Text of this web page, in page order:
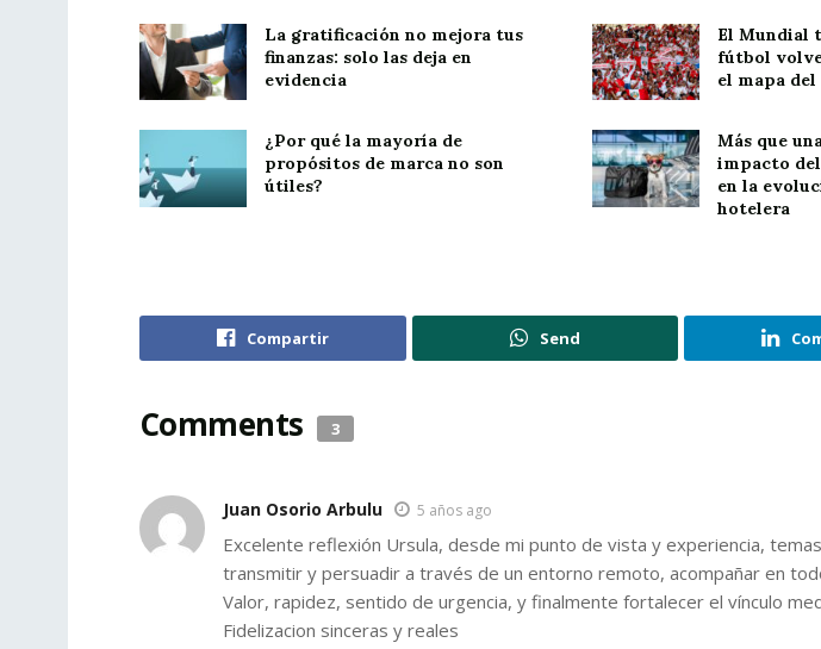
La gratificación no mejora tus
finanzas: solo las deja en
evidencia
El Mundial
fútbol
el mapa del
¿Por qué la mayoría de
propósitos de marca no son
útiles?
Más que
impacto
en la
hotelera
Compartir Send
Comments 3
Juan Osorio Arbulu 5 años ago
Excelente reflexión Ursula, desde mi punto de vista y experiencia,
transmitir y persuadir a través de un entorno remoto, acompañar en
Valor, rapidez, sentido de urgencia, y finalmente fortalecer el vínculo
Fidelizacion sinceras y reales